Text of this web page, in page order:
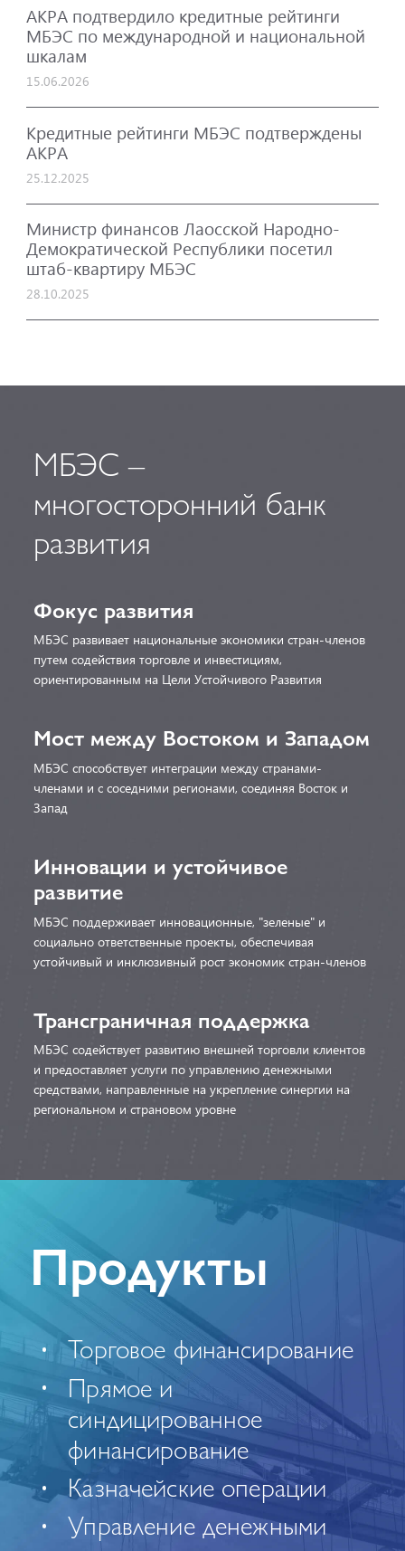
АКРА подтвердило кредитные рейтинги
МБЭС по международной и национальной
шкалам
15.06.2026
Кредитные рейтинги МБЭС подтверждены
АКРА
25.12.2025
Министр финансов Лаосской Народно-
Демократической Республики посетил
штаб-квартиру МБЭС
28.10.2025
МБЭС –
многосторонний банк
развития
Фокус развития
МБЭС развивает национальные экономики стран-членов
путем содействия торговле и инвестициям,
ориентированным на Цели Устойчивого Развития
Мост между Востоком и Западом
МБЭС способствует интеграции между странами-
членами и с соседними регионами, соединяя Восток и
Запад
Инновации и устойчивое
развитие
МБЭС поддерживает инновационные, "зеленые" и
социально ответственные проекты, обеспечивая
устойчивый и инклюзивный рост экономик стран-членов
Трансграничная поддержка
МБЭС содействует развитию внешней торговли клиентов
и предоставляет услуги по управлению денежными
средствами, направленные на укрепление синергии на
региональном и страновом уровне
Продукты
Торговое финансирование
Прямое и
синдицированное
финансирование
Казначейские операции
Управление денежными